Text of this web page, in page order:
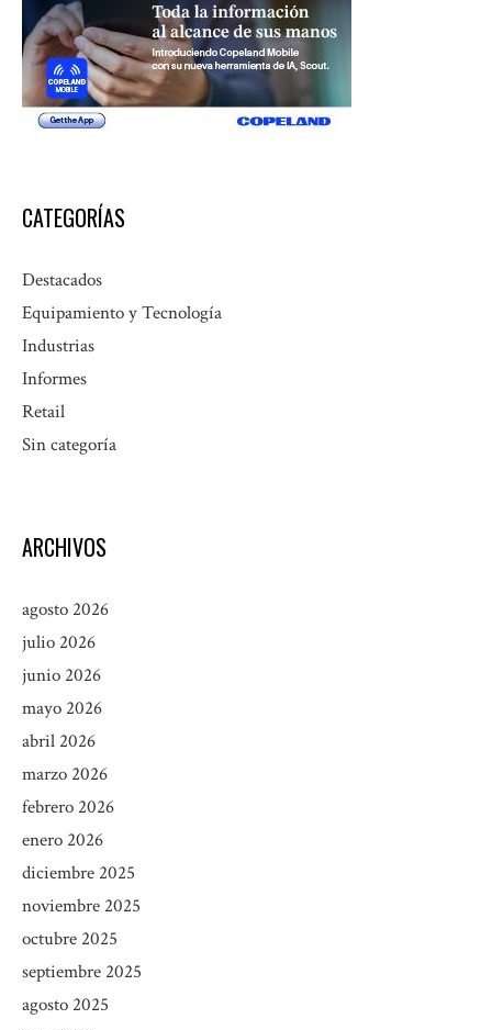
CATEGORÍAS
Destacados
Equipamiento y Tecnología
Industrias
Informes
Retail
Sin categoría
ARCHIVOS
agosto 2026
julio 2026
junio 2026
mayo 2026
abril 2026
marzo 2026
febrero 2026
enero 2026
diciembre 2025
noviembre 2025
octubre 2025
septiembre 2025
agosto 2025